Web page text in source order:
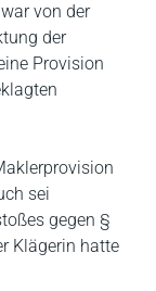
von der
der
Provision
sei
gegen §
Klägerin hatte